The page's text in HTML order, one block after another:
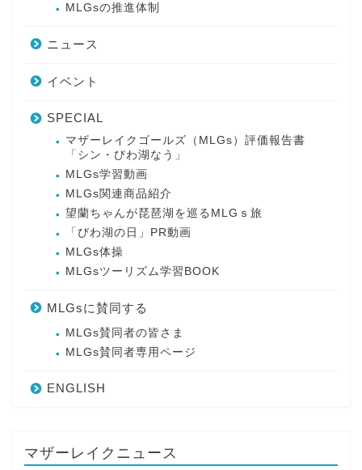
MLGsの推進体制
ニュース
イベント
SPECIAL
マザーレイクゴールズ（MLGs）評価報告書
「シン・びわ湖なう」
MLGs学習動画
MLGs関連商品紹介
望蘭ちゃんが琵琶湖を巡るMLGｓ旅
「びわ湖の日」PR動画
MLGs体操
MLGsツーリズム学習BOOK
MLGsに賛同する
MLGs賛同者の皆さま
MLGs賛同者専用ページ
ENGLISH
マザーレイクニュース